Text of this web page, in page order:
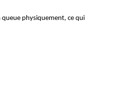
queue physiquement, ce qui